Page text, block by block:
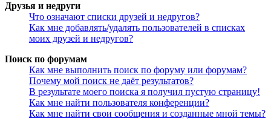
Друзья и недруги
Что означают списки друзей и недругов?
Как мне добавлять/удалять пользователей в списках
моих друзей и недругов?
Поиск по форумам
Как мне выполнить поиск по форуму или форумам?
Почему мой поиск не даёт результатов?
В результате моего поиска я получил пустую страницу!
Как мне найти пользователя конференции?
Как мне найти свои сообщения и созданные мной темы?